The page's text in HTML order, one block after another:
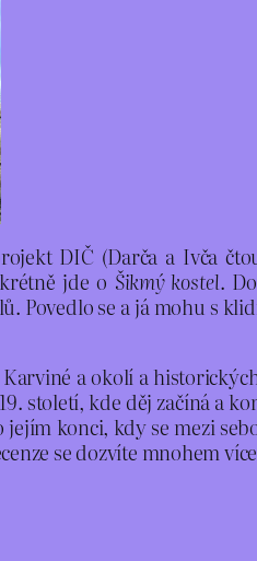
DIČ (Darča a Ivča
jde o Šikmý kostel.
Povedlo se a já mohu s
a okolí a
století, kde děj začíná a
konci, kdy se mezi
se dozvíte mnohem